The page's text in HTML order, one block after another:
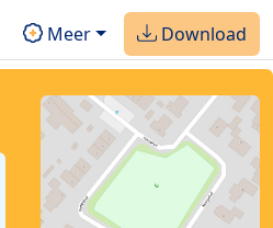
Meer Download